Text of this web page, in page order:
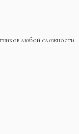
любой сложности